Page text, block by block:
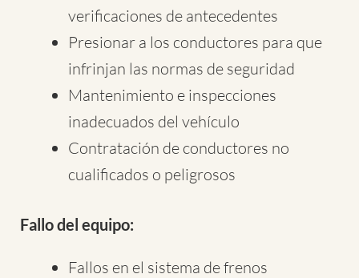
verificaciones de antecedentes
Presionar a los conductores para que
infrinjan las normas de seguridad
Mantenimiento e inspecciones
inadecuados del vehículo
Contratación de conductores no
cualificados o peligrosos
Fallo del equipo:
Fallos en el sistema de frenos